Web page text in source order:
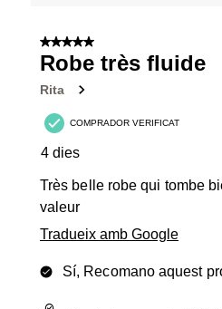
5 de 5 estrelles.
Robe très fluide
Rita
COMPRADOR VERIFICAT
4 dies
Très belle robe qui tombe
valeur
Tradueix amb Google
Sí, Recomano aquest